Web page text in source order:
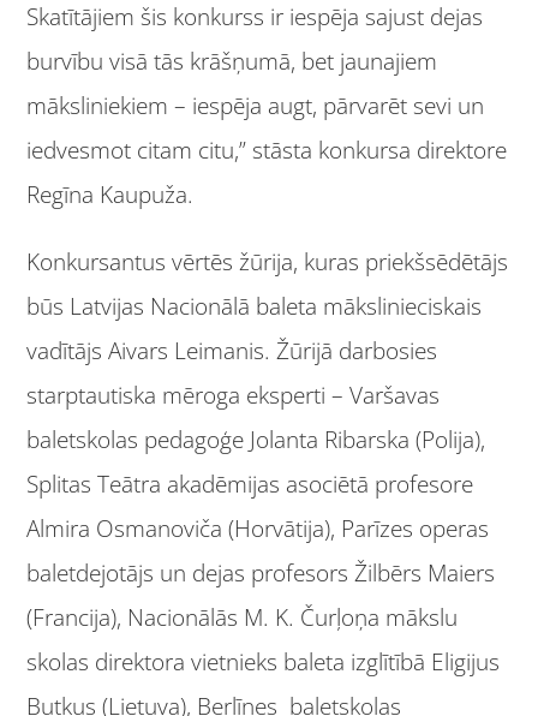
Skatītājiem šis konkurss ir iespēja sajust dejas
burvību visā tās krāšņumā, bet jaunajiem
māksliniekiem – iespēja augt, pārvarēt sevi un
iedvesmot citam citu,” stāsta konkursa direktore
Regīna Kaupuža.
Konkursantus vērtēs žūrija, kuras priekšsēdētājs
būs Latvijas Nacionālā baleta mākslinieciskais
vadītājs Aivars Leimanis. Žūrijā darbosies
starptautiska mēroga eksperti – Varšavas
baletskolas pedagoģe Jolanta Ribarska (Polija),
Splitas Teātra akadēmijas asociētā profesore
Almira Osmanoviča (Horvātija), Parīzes operas
baletdejotājs un dejas profesors Žilbērs Maiers
(Francija), Nacionālās M. K. Čurļoņa mākslu
skolas direktora vietnieks baleta izglītībā Eligijus
Butkus (Lietuva), Berlīnes baletskolas